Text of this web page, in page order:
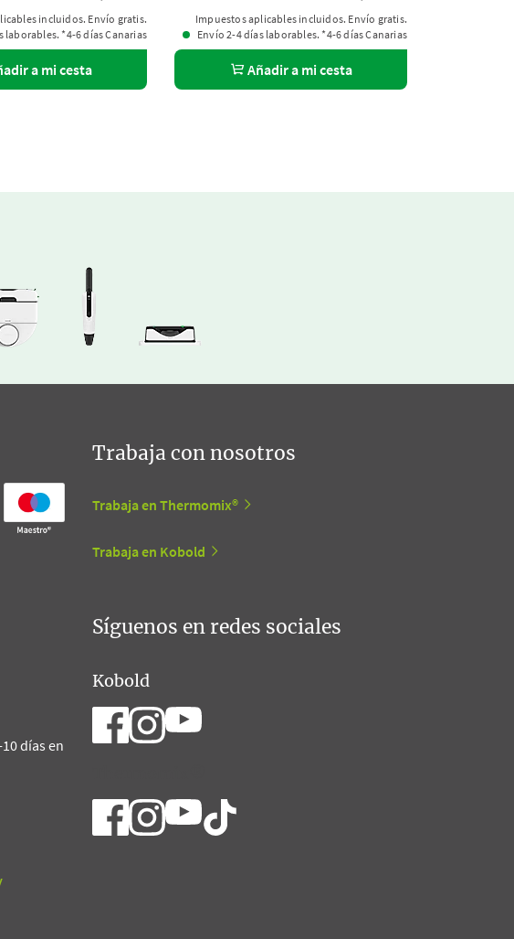
incluidos. Envío gratis.
laborables. *4-6 días Canarias
a mi cesta
Impuestos aplicables incluidos. Envío gratis.
Envío 2-4 días laborables. *4-6 días Canarias
Añadir a mi cesta
días en
Trabaja con nosotros
Trabaja en Thermomix®
Trabaja en Kobold
Síguenos en redes sociales
Kobold